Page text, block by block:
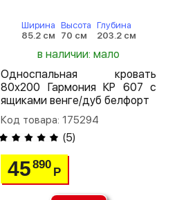
Ширина
85.2 см
Высота
70 см
Глубина
203.2 см
в наличии: мало
Односпальная кровать
80х200 Гармония КР 607 с
ящиками венге/дуб белфорт
Код товара: 175294
(5)
45890
Р